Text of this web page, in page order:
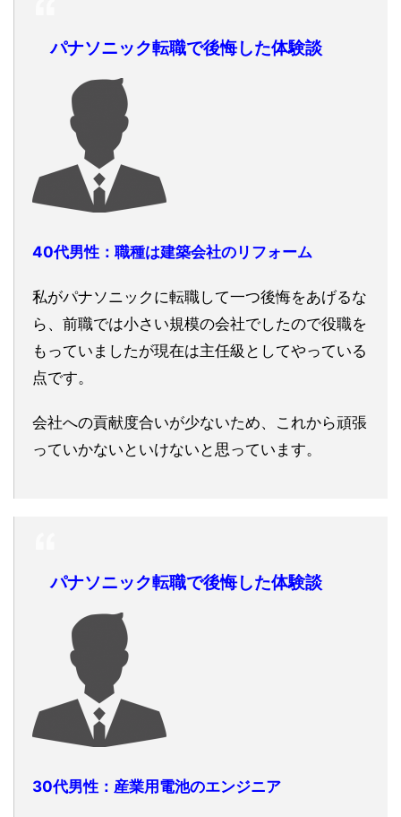
パナソニック転職で後悔した体験談
40代男性：職種は建築会社のリフォーム
私がパナソニックに転職して一つ後悔をあげるな
ら、前職では小さい規模の会社でしたので役職を
もっていましたが現在は主任級としてやっている
点です。
会社への貢献度合いが少ないため、これから頑張
っていかないといけないと思っています。
パナソニック転職で後悔した体験談
30代男性：産業用電池のエンジニア